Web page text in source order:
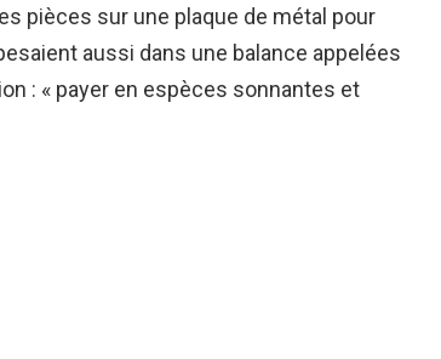
pièces sur une plaque de métal pour
aussi dans une balance appelées
: « payer en espèces sonnantes et